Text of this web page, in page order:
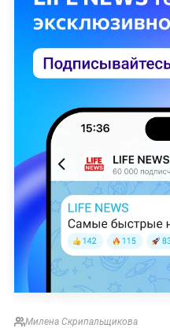
Милена Скрипальщикова